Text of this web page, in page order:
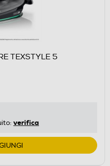
TEXSTYLE 5
verifica